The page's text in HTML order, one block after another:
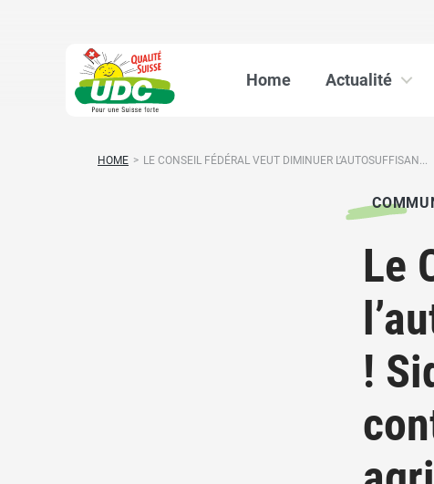
Home Actualité
HOME > LE CONSEIL FÉDÉRAL VEUT DIMINUER L’AUTOSUFFISAN...
Le
!